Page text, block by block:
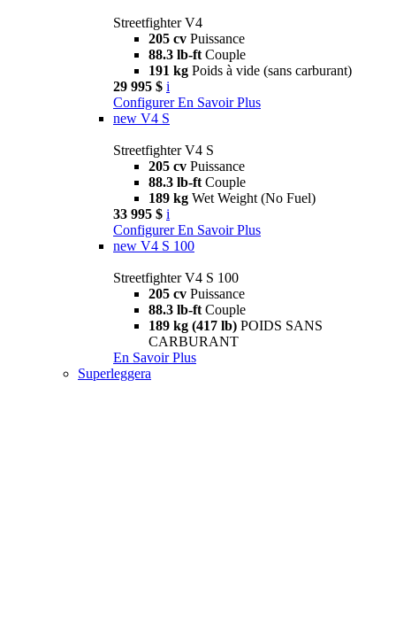
Streetfighter V4
205 cv Puissance
88.3 lb-ft Couple
191 kg Poids à vide (sans carburant)
29 995 $ i
Configurer En Savoir Plus
new V4 S
Streetfighter V4 S
205 cv Puissance
88.3 lb-ft Couple
189 kg Wet Weight (No Fuel)
33 995 $ i
Configurer En Savoir Plus
new V4 S 100
Streetfighter V4 S 100
205 cv Puissance
88.3 lb-ft Couple
189 kg (417 lb) POIDS SANS
CARBURANT
En Savoir Plus
Superleggera